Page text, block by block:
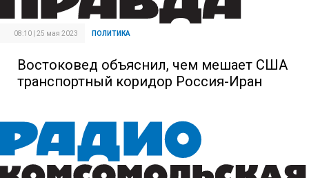
08:10 | 25 мая 2023 ПОЛИТИКА
Востоковед объяснил, чем мешает США
транспортный коридор Россия-Иран